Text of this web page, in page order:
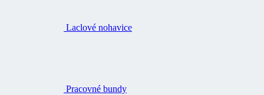
Laclové nohavice
Pracovné bundy